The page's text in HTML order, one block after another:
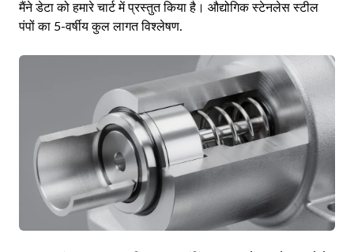
मैंने डेटा को हमारे चार्ट में प्रस्तुत किया है। औद्योगिक स्टेनलेस स्टील
पंपों का 5-वर्षीय कुल लागत विश्लेषण.